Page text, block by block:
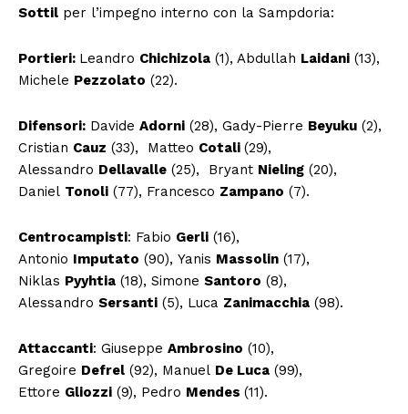
Sottil per l’impegno interno con la Sampdoria:
Portieri: Leandro Chichizola (1), Abdullah Laidani (13),
Michele Pezzolato (22).
Difensori: Davide Adorni (28), Gady-Pierre Beyuku (2),
Cristian Cauz (33), Matteo Cotali (29),
Alessandro Dellavalle (25), Bryant Nieling (20),
Daniel Tonoli (77), Francesco Zampano (7).
Centrocampisti: Fabio Gerli (16),
Antonio Imputato (90), Yanis Massolin (17),
Niklas Pyyhtia (18), Simone Santoro (8),
Alessandro Sersanti (5), Luca Zanimacchia (98).
Attaccanti: Giuseppe Ambrosino (10),
Gregoire Defrel (92), Manuel De Luca (99),
Ettore Gliozzi (9), Pedro Mendes (11).